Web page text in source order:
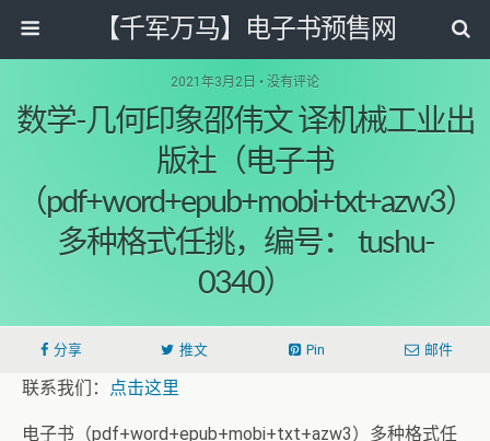
【千军万马】电子书预售网
2021年3月2日 • 没有评论
数学-几何印象邵伟文 译机械工业出
版社（电子书
（pdf+word+epub+mobi+txt+azw3）
多种格式任挑，编号： tushu-
0340）
分享 推文 Pin 邮件
联系我们： 点击这里
电子书（pdf+word+epub+mobi+txt+azw3）多种格式任